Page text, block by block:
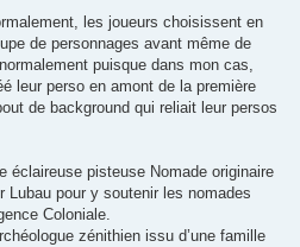
les joueurs choisissent en
de personnages avant même de
puisque dans mon cas,
leur perso en amont de la première
de background qui reliait leur persos
éclaireuse pisteuse Nomade originaire
Lubau pour y soutenir les nomades
Coloniale.
zénithien issu d’une famille